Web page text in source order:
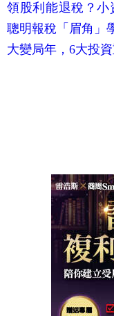
領股利能退稅？小
聰明報稅「眉角」
大變局年，6大投